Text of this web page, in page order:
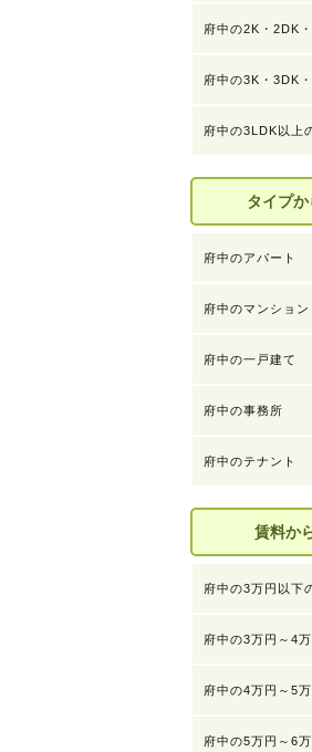
府中の2K・2DK
府中の3K・3DK
府中の3LDK以上
タイプ
府中のアパート
府中のマンション
府中の一戸建て
府中の事務所
府中のテナント
賃料か
府中の3万円以下
府中の3万円～4
府中の4万円～5
府中の5万円～6